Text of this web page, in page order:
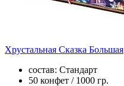
Хрустальная Сказка Большая
состав: Стандарт
50 конфет / 1000 гр.